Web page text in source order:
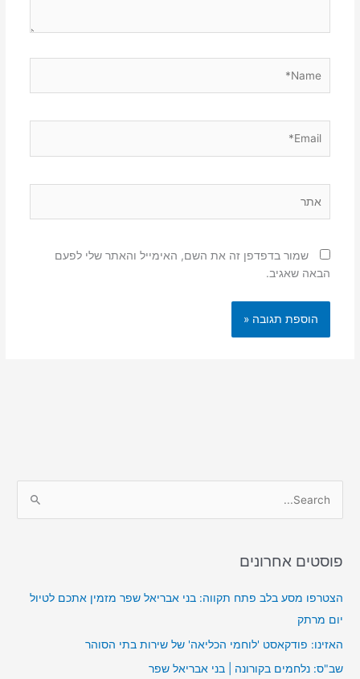
שמור בדפדפן זה את השם, האימייל והאתר שלי לפעם
הבאה שאגיב.
r
r
פוסטים אחרונים
הצטרפו מסע בלב פתח תקווה: בני אבריאל שפר מזמין אתכם לטיול
יום מרתק
האזינו: פודקאסט 'לוחמי הכליאה' של שירות בתי הסוהר
שב"ס: נלחמים בקורונה | בני אבריאל שפר